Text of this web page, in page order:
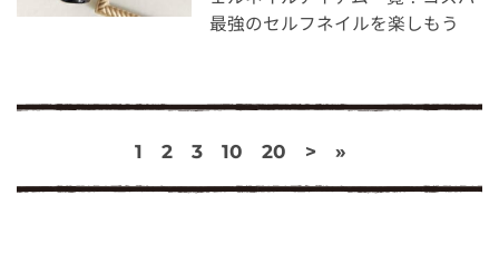
最強のセルフネイルを楽しもう
1 2 3 10 20 > »